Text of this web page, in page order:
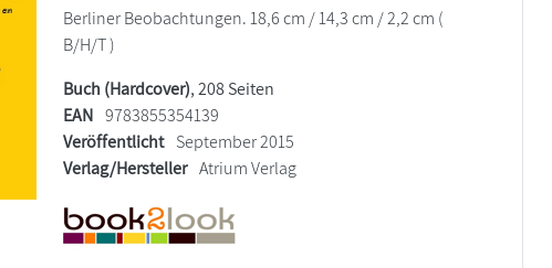
Berliner Beobachtungen. 18,6 cm / 14,3 cm / 2,2 cm (
B/H/T )
Buch (Hardcover), 208 Seiten
EAN 9783855354139
Veröffentlicht September 2015
Verlag/Hersteller Atrium Verlag